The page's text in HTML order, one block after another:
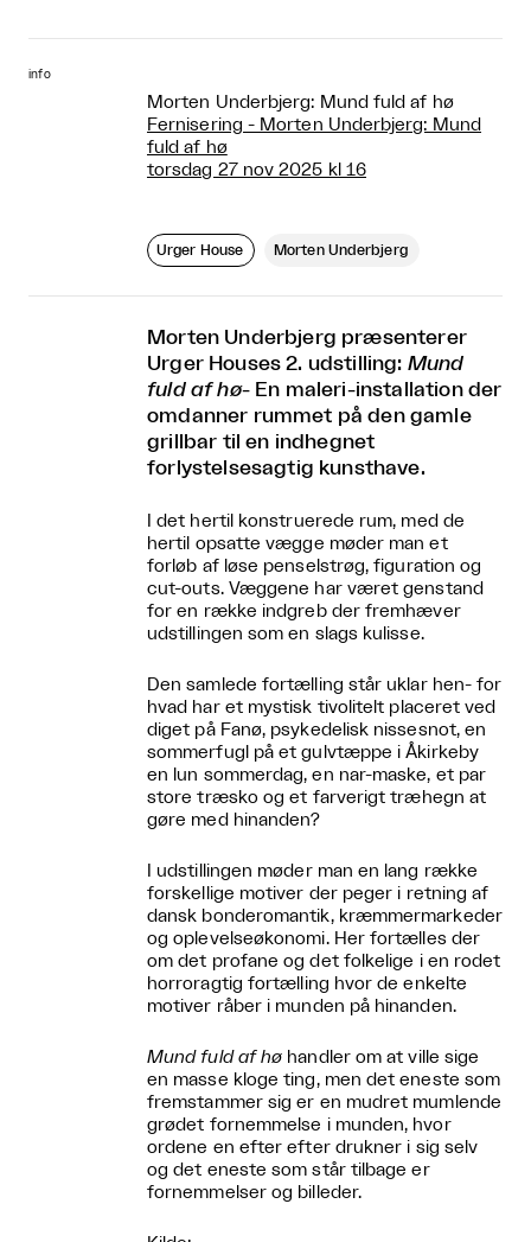
info
Morten Underbjerg: Mund fuld af hø
Fernisering - Morten Underbjerg: Mund
fuld af hø
torsdag 27 nov 2025 kl 16
Urger House Morten Underbjerg
Morten Underbjerg præsenterer
Urger Houses 2. udstilling: Mund
fuld af hø- En maleri-installation der
omdanner rummet på den gamle
grillbar til en indhegnet
forlystelsesagtig kunsthave.
I det hertil konstruerede rum, med de
hertil opsatte vægge møder man et
forløb af løse penselstrøg, figuration og
cut-outs. Væggene har været genstand
for en række indgreb der fremhæver
udstillingen som en slags kulisse.
Den samlede fortælling står uklar hen- for
hvad har et mystisk tivolitelt placeret ved
diget på Fanø, psykedelisk nissesnot, en
sommerfugl på et gulvtæppe i Åkirkeby
en lun sommerdag, en nar-maske, et par
store træsko og et farverigt træhegn at
gøre med hinanden?
I udstillingen møder man en lang række
forskellige motiver der peger i retning af
dansk bonderomantik, kræmmermarkeder
og oplevelseøkonomi. Her fortælles der
om det profane og det folkelige i en rodet
horroragtig fortælling hvor de enkelte
motiver råber i munden på hinanden.
Mund fuld af hø handler om at ville sige
en masse kloge ting, men det eneste som
fremstammer sig er en mudret mumlende
grødet fornemmelse i munden, hvor
ordene en efter efter drukner i sig selv
og det eneste som står tilbage er
fornemmelser og billeder.